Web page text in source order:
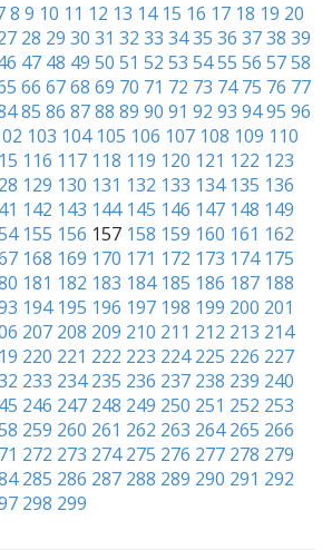
8 9 10 11 12 13 14 15 16 17 18 19 20
28 29 30 31 32 33 3435 36 3738 39
47 48 49 50 51 52 53 5455 56 5758
66 6768 69 70 71 72 73 74 75 76 77
85 86 8788 89 90 91 92 93 9495 96
103 104 105 106 107 108 109 110
116 117 118 119 120 121 122 123
129 130 131 132 133 134 135 136
142 143 144 145 146 147 148 149
155 156 157 158 159 160 161 162
168 169 170 171 172 173 174 175
181 182 183 184 185 186 187 188
194 195 196 197 198 199 200 201
207 208 209 210 211 212 213 214
220 221 222 223 224 225 226 227
233 234 235 236 237 238 239 240
246 247 248 249 250 251 252 253
259 260 261 262 263 264 265 266
272 273 274 275 276 277 278 279
285 286 287 288 289 290 291 292
298 299